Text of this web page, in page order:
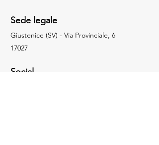
Sede legale
Giustenice (SV) - Via Provinciale, 6
17027
Social